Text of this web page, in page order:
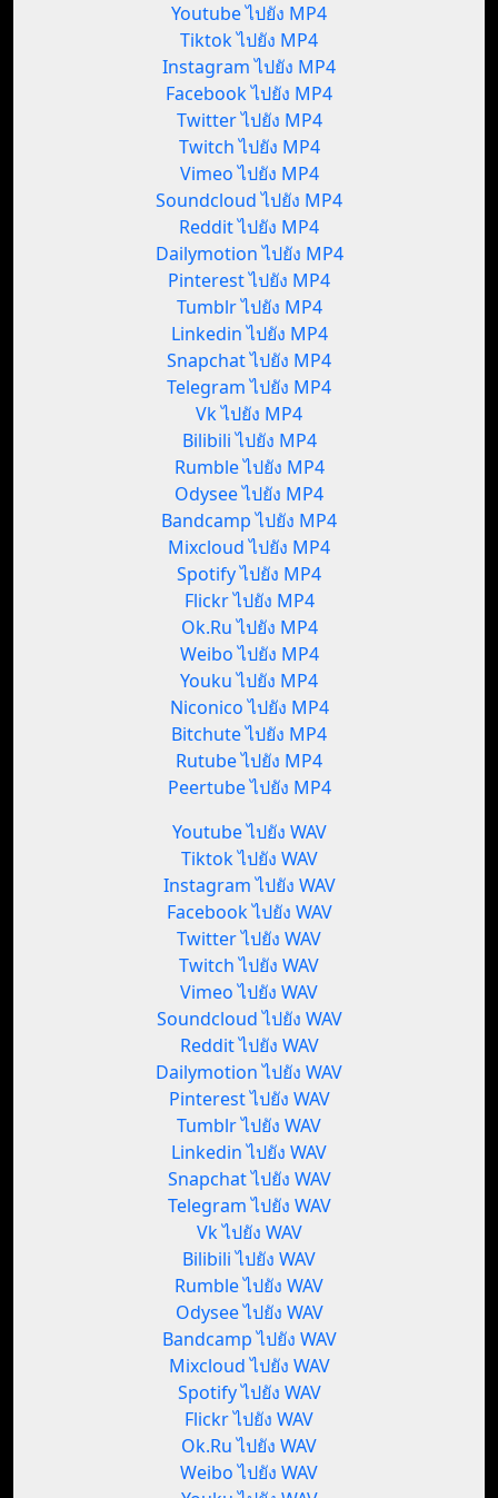
Youtube ไปยัง MP4
Tiktok ไปยัง MP4
Instagram ไปยัง MP4
Facebook ไปยัง MP4
Twitter ไปยัง MP4
Twitch ไปยัง MP4
Vimeo ไปยัง MP4
Soundcloud ไปยัง MP4
Reddit ไปยัง MP4
Dailymotion ไปยัง MP4
Pinterest ไปยัง MP4
Tumblr ไปยัง MP4
Linkedin ไปยัง MP4
Snapchat ไปยัง MP4
Telegram ไปยัง MP4
Vk ไปยัง MP4
Bilibili ไปยัง MP4
Rumble ไปยัง MP4
Odysee ไปยัง MP4
Bandcamp ไปยัง MP4
Mixcloud ไปยัง MP4
Spotify ไปยัง MP4
Flickr ไปยัง MP4
Ok.Ru ไปยัง MP4
Weibo ไปยัง MP4
Youku ไปยัง MP4
Niconico ไปยัง MP4
Bitchute ไปยัง MP4
Rutube ไปยัง MP4
Peertube ไปยัง MP4
Youtube ไปยัง WAV
Tiktok ไปยัง WAV
Instagram ไปยัง WAV
Facebook ไปยัง WAV
Twitter ไปยัง WAV
Twitch ไปยัง WAV
Vimeo ไปยัง WAV
Soundcloud ไปยัง WAV
Reddit ไปยัง WAV
Dailymotion ไปยัง WAV
Pinterest ไปยัง WAV
Tumblr ไปยัง WAV
Linkedin ไปยัง WAV
Snapchat ไปยัง WAV
Telegram ไปยัง WAV
Vk ไปยัง WAV
Bilibili ไปยัง WAV
Rumble ไปยัง WAV
Odysee ไปยัง WAV
Bandcamp ไปยัง WAV
Mixcloud ไปยัง WAV
Spotify ไปยัง WAV
Flickr ไปยัง WAV
Ok.Ru ไปยัง WAV
Weibo ไปยัง WAV